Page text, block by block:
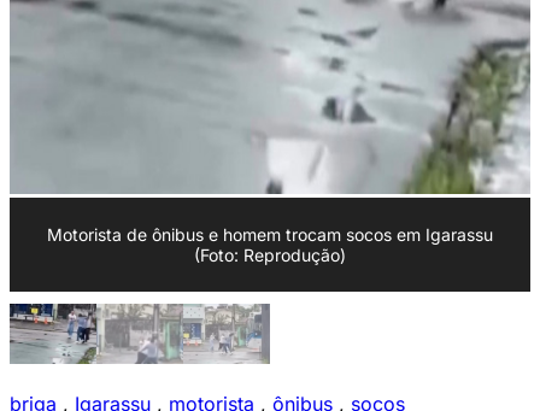
Motorista de ônibus e homem trocam socos em Igarassu
(Foto: Reprodução)
briga , Igarassu , motorista , ônibus , socos